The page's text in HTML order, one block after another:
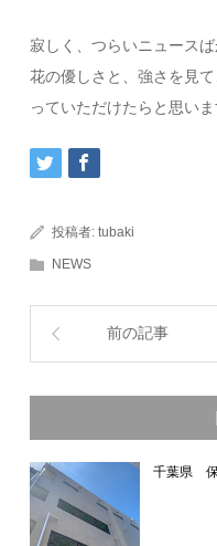
寂しく、つらいニュース
花の優しさと、強さを見
っていただけたらと思いま
投稿者:tubaki
NEWS
前の記事
千葉県